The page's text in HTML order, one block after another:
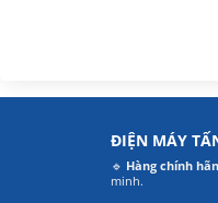
ĐIỆN MÁY
🔹 Hàng chính
minh.